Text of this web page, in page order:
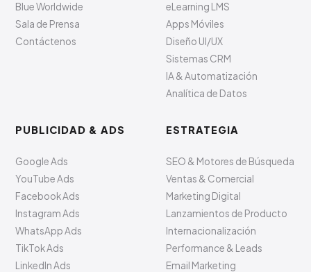
Blue Worldwide
Sala de Prensa
Contáctenos
eLearning LMS
Apps Móviles
Diseño UI/UX
Sistemas CRM
IA & Automatización
Analítica de Datos
PUBLICIDAD & ADS
Google Ads
YouTube Ads
Facebook Ads
Instagram Ads
WhatsApp Ads
TikTok Ads
LinkedIn Ads
ESTRATEGIA
SEO & Motores de Búsqueda
Ventas & Comercial
Marketing Digital
Lanzamientos de Producto
Internacionalización
Performance & Leads
Email Marketing